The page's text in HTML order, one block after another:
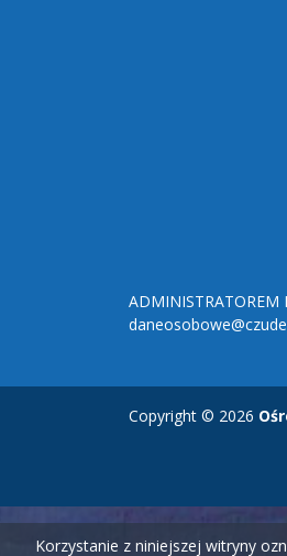
ADMINISTRATOREM
Copyright © 2026
Korzystanie z niniejszej witryny